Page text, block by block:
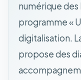
numérique des
programme «
digitalisation.
propose des